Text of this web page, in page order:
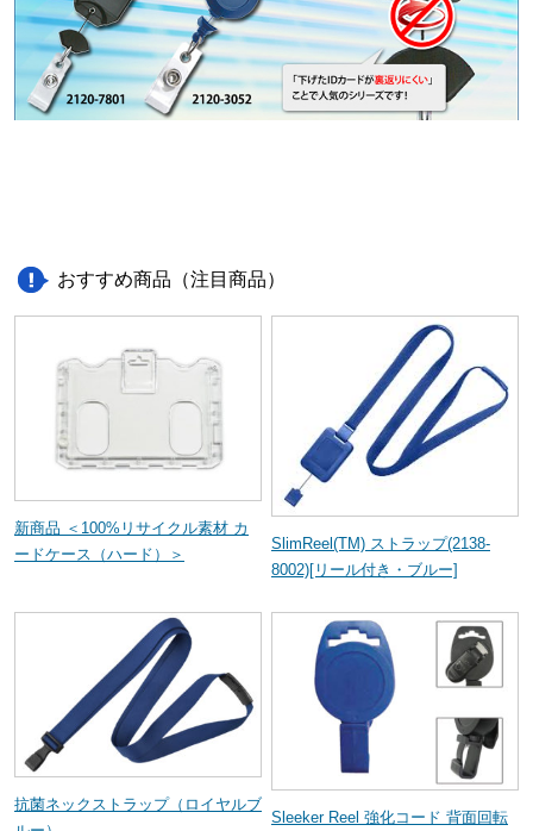
おすすめ商品（注目商品）
新商品 ＜100%リサイクル素材 カ
ードケース（ハード）＞
SlimReel(TM) ストラップ(2138-
8002)[リール付き・ブルー]
抗菌ネックストラップ（ロイヤルブ
Sleeker Reel 強化コード 背面回転